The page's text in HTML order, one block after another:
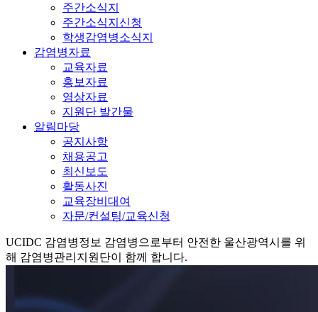
주간소식지
주간소식지신청
학생감염병소식지
감염병자료
교육자료
홍보자료
영상자료
지원단 발간물
알림마당
공지사항
채용공고
최신보도
활동사진
교육장비대여
자문/컨설팅/교육신청
UCIDC 감염병정보 감염병으로부터 안전한 울산광역시를 위
해 감염병관리지원단이 함께 합니다.